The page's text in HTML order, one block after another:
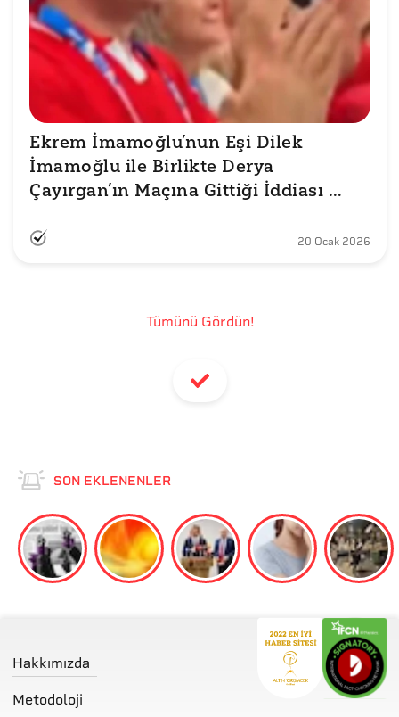
Ekrem İmamoğlu’nun Eşi Dilek
İmamoğlu ile Birlikte Derya
Çayırgan’ın Maçına Gittiği İddiası
20 Ocak 2026
Tümünü Gördün!
SON EKLENENLER
Hakkımızda
Metodoloji